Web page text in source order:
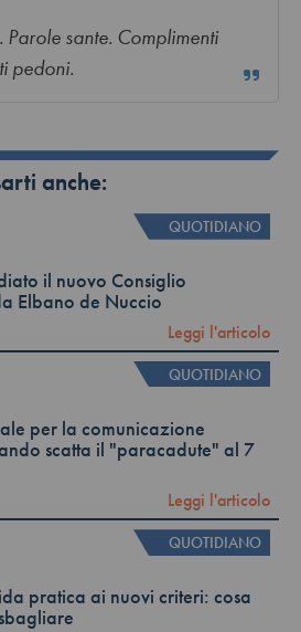
sante. Complimenti
pedoni.
anche:
QUOTIDIANO
il nuovo Consiglio
Elbano de Nuccio
Leggi l'articolo
QUOTIDIANO
per la comunicazione
scatta il "paracadute" al 7
Leggi l'articolo
QUOTIDIANO
pratica ai nuovi criteri: cosa